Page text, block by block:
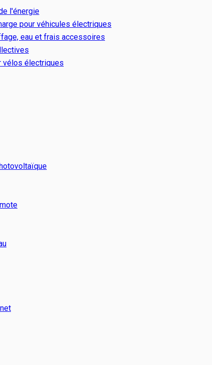
l'énergie
pour véhicules électriques
eau et frais accessoires
vélos électriques